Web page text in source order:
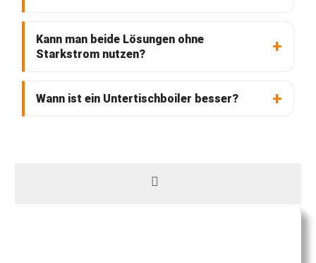
Kann man beide Lösungen ohne
Starkstrom nutzen?
Wann ist ein Untertischboiler besser?